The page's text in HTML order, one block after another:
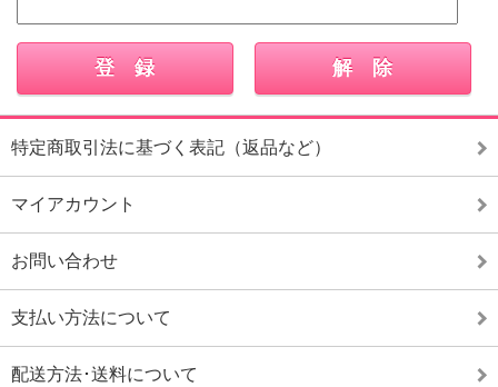
特定商取引法に基づく表記（返品など）
マイアカウント
お問い合わせ
支払い方法について
配送方法･送料について